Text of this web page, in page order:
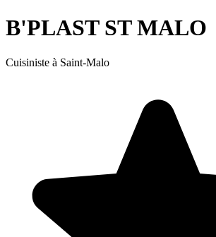
B'PLAST ST MALO
Cuisiniste à Saint-Malo